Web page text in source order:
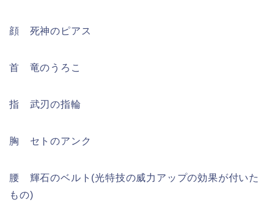
顔 死神のピアス
首 竜のうろこ
指 武刃の指輪
胸 セトのアンク
腰 輝石のベルト(光特技の威力アップの効果が付いた
もの)